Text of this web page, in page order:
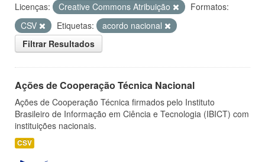
Licenças: Creative Commons Atribuição
Formatos:
CSV
Etiquetas:
acordo nacional
Filtrar Resultados
Ações de Cooperação Técnica Nacional
Ações de Cooperação Técnica firmados pelo Instituto
Brasileiro de Informação em Ciência e Tecnologia (IBICT) com
instituições nacionais.
CSV